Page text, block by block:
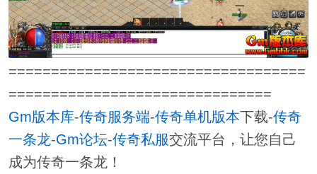
===================================
===============================
Gm版本库-传奇服务端-传奇单机版本下载-传奇
一条龙-Gm论坛-传奇私服交流平台，让您自己
成为传奇一条龙！